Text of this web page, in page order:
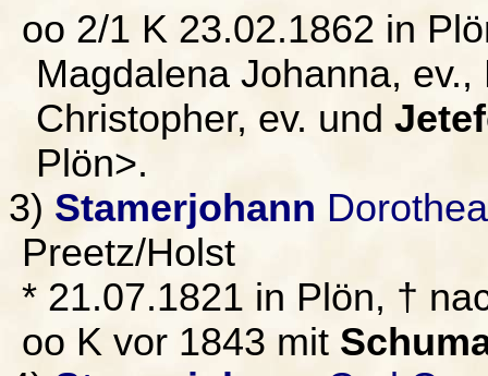
oo 2/1 K 23.02.1862 in
Magdalena Johanna, ev.,
Christopher, ev. und
Plön>.
3) Stamerjohann
Preetz/Holst
* 21.07.1821 in Plön, †
oo K vor 1843 mit